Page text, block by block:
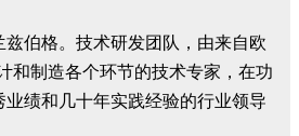
伯格。技术研发团队，由来自欧
和制造各个环节的技术专家，在功
绩和几十年实践经验的行业领导